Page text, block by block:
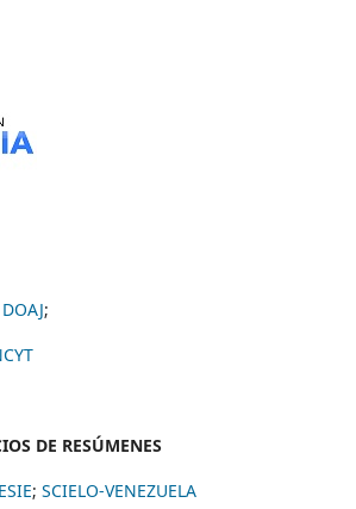
DOAJ;
DE RESÚMENES
; SCIELO-VENEZUELA